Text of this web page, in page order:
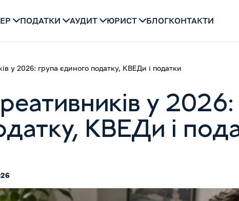
ПОДАТКИ АУДИТ ЮРИСТ БЛОГКОНТАКТИ
у 2026: група єдиного податку, КВЕДи і податки
у 2026:
КВЕДи і